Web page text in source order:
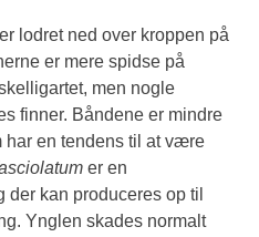
lodret ned over kroppen på
er mere spidse på
men nogle
finner. Båndene er mindre
har en tendens til at være
er en
kan produceres op til
Ynglen skades normalt